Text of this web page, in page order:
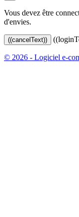
Vous devez être
d'envies.
((cancelText))
© 2026 - Logiciel e-